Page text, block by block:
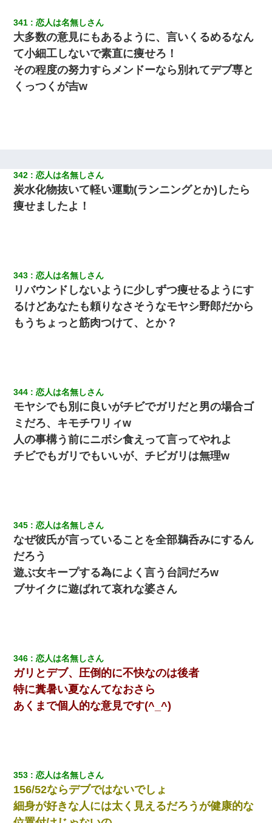
341 恋人は名無しさん
大多数の意見にもあるように、言いくるめるなん
て小細工しないで素直に痩せろ！
その程度の努力すらメンドーなら別れてデブ専と
くっつくが吉w
342 恋人は名無しさん
炭水化物抜いて軽い運動(ランニングとか)したら
痩せましたよ！
343 恋人は名無しさん
リバウンドしないように少しずつ痩せるようにす
るけどあなたも頼りなさそうなモヤシ野郎だから
もうちょっと筋肉つけて、とか？
344 恋人は名無しさん
モヤシでも別に良いがチビでガリだと男の場合ゴ
ミだろ、キモチワリィw
人の事構う前にニボシ食えって言ってやれよ
チビでもガリでもいいが、チビガリは無理w
345 恋人は名無しさん
なぜ彼氏が言っていることを全部鵜呑みにするん
だろう
遊ぶ女キープする為によく言う台詞だろw
ブサイクに遊ばれて哀れな婆さん
346 恋人は名無しさん
ガリとデブ、圧倒的に不快なのは後者
特に糞暑い夏なんてなおさら
あくまで個人的な意見です(^_^)
353 恋人は名無しさん
156/52ならデブではないでしょ
細身が好きな人には太く見えるだろうが健康的な